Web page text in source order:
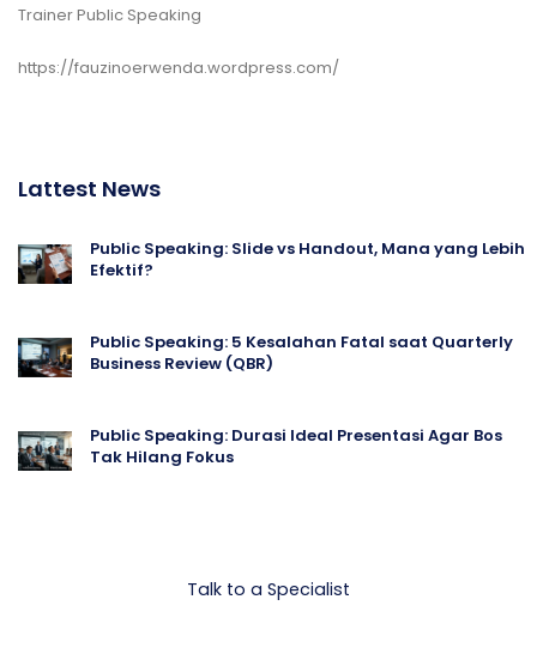
Trainer Public Speaking
https://fauzinoerwenda.wordpress.com/
Lattest News
Public Speaking: Slide vs Handout, Mana yang Lebih
Efektif?
Public Speaking: 5 Kesalahan Fatal saat Quarterly
Business Review (QBR)
Public Speaking: Durasi Ideal Presentasi Agar Bos
Tak Hilang Fokus
Talk to a Specialist